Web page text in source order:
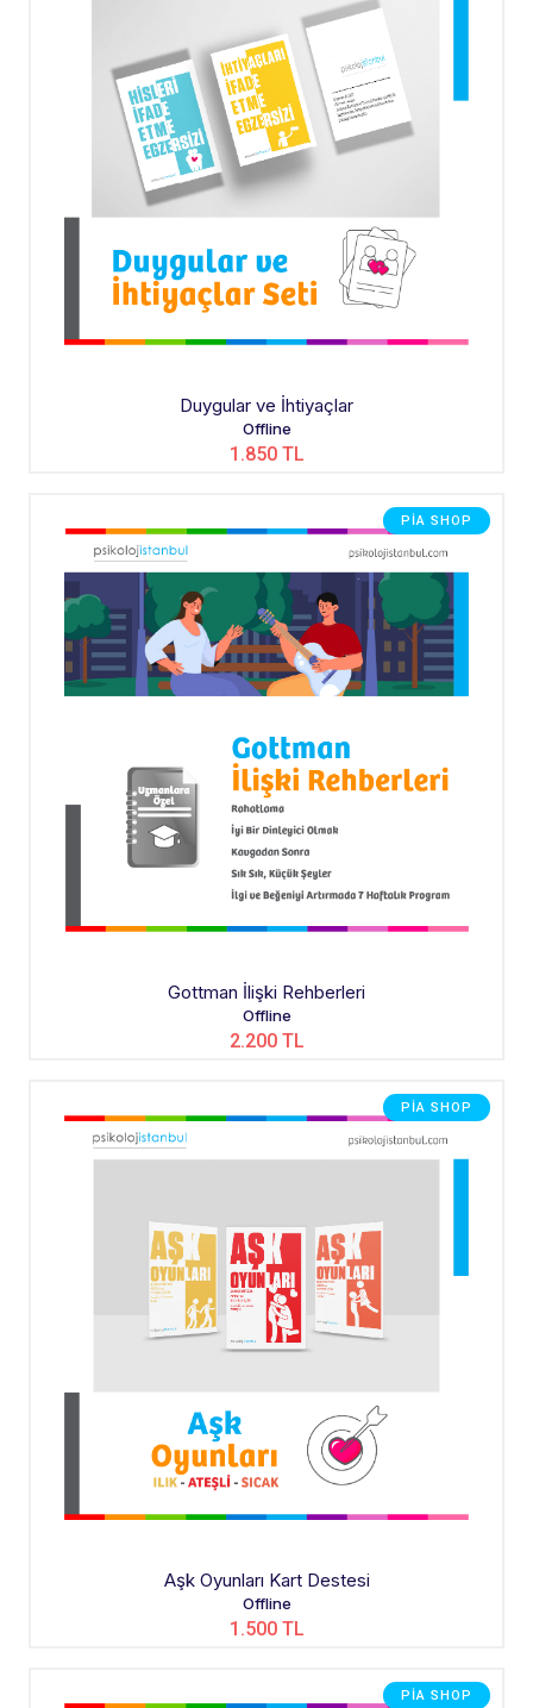
Duygular ve İhtiyaçlar
Offline
1.850 TL
PIA SHOP
Gottman İlişki Rehberleri
Offline
2.200 TL
PIA SHOP
Aşk Oyunları Kart Destesi
Offline
1.500 TL
PIA SHOP